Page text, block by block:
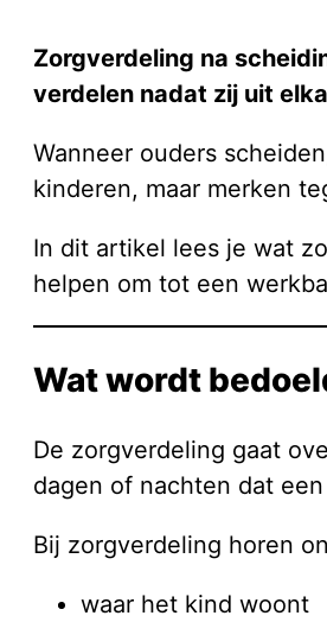
Zorgverdeling na
verdelen nadat zij uit
Wanneer ouders
kinderen, maar merken
In dit artikel lees je wat
helpen om tot een
Wat wordt
De zorgverdeling gaat
dagen of nachten dat
Bij zorgverdeling horen
waar het kind woont